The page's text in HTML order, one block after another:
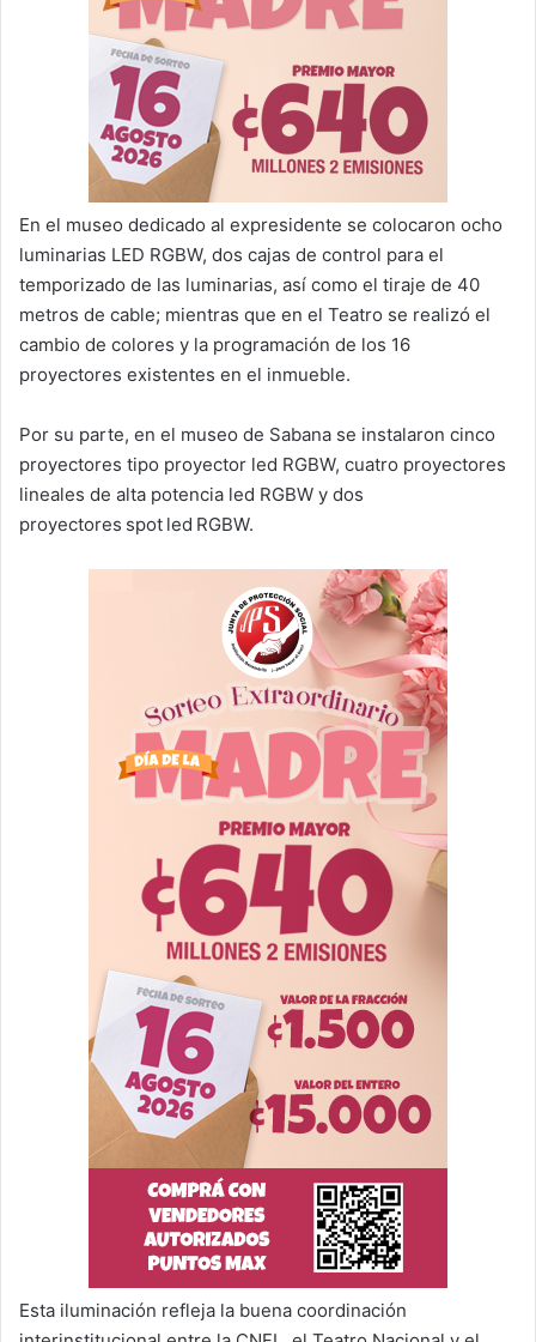
En el museo dedicado al expresidente se colocaron ocho
luminarias LED RGBW, dos cajas de control para el
temporizado de las luminarias, así como el tiraje de 40
metros de cable; mientras que en el Teatro se realizó el
cambio de colores y la programación de los 16
proyectores existentes en el inmueble.
Por su parte, en el museo de Sabana se instalaron cinco
proyectores tipo proyector led RGBW, cuatro proyectores
lineales de alta potencia led RGBW y dos
proyectores spot led RGBW.
Esta iluminación refleja la buena coordinación